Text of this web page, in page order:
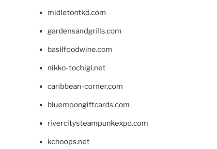
midletontkd.com
gardensandgrills.com
basilfoodwine.com
nikko-tochigi.net
caribbean-corner.com
bluemoongiftcards.com
rivercitysteampunkexpo.com
kchoops.net